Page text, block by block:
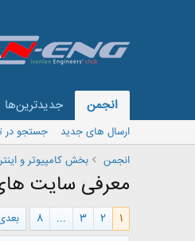
انجمن جدیدترین‌ها
ارسال های جدید
جستجو در
انجمن
بخش كامپيوتر و
معرفی سایت
1
2
3
...
8